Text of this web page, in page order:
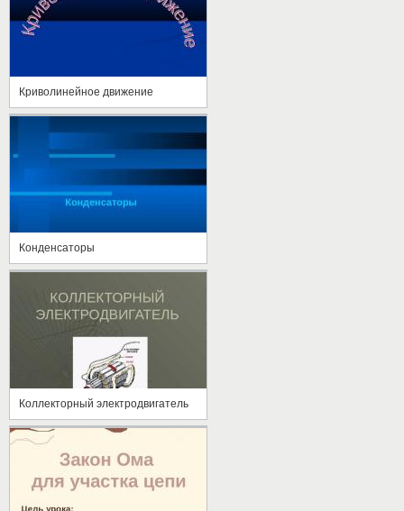
Криволинейное движение
Конденсаторы
Коллекторный электродвигатель